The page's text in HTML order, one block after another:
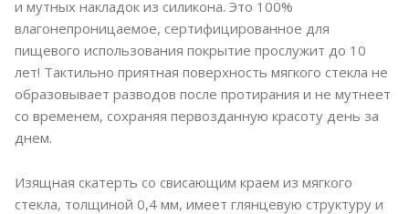
и мутных накладок из силикона. Это 100%
влагонепроницаемое, сертифицированное для
пищевого использования покрытие прослужит до 10
лет! Тактильно приятная поверхность мягкого стекла не
образовывает разводов после протирания и не мутнеет
со временем, сохраняя первозданную красоту день за
днем.
Изящная скатерть со свисающим краем из мягкого
стекла, толщиной 0,4 мм, имеет глянцевую структуру и